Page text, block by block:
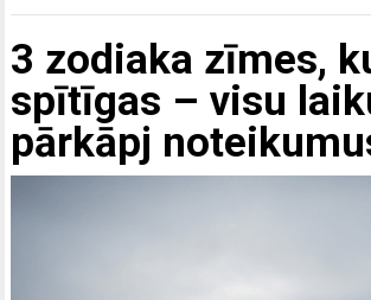
3 zodiaka zīmes,
spītīgas – visu
pārkāpj